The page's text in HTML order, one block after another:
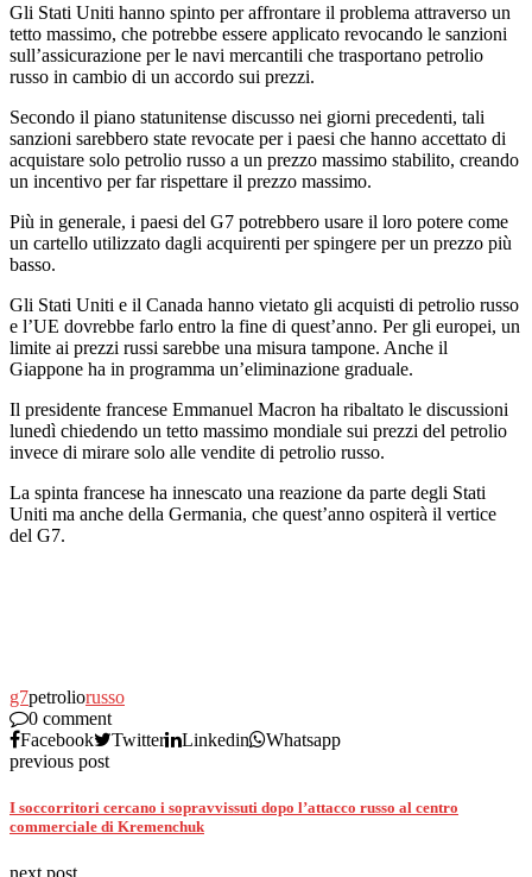
Gli Stati Uniti hanno spinto per affrontare il problema attraverso un
tetto massimo, che potrebbe essere applicato revocando le sanzioni
sull’assicurazione per le navi mercantili che trasportano petrolio
russo in cambio di un accordo sui prezzi.
Secondo il piano statunitense discusso nei giorni precedenti, tali
sanzioni sarebbero state revocate per i paesi che hanno accettato di
acquistare solo petrolio russo a un prezzo massimo stabilito, creando
un incentivo per far rispettare il prezzo massimo.
Più in generale, i paesi del G7 potrebbero usare il loro potere come
un cartello utilizzato dagli acquirenti per spingere per un prezzo più
basso.
Gli Stati Uniti e il Canada hanno vietato gli acquisti di petrolio russo
e l’UE dovrebbe farlo entro la fine di quest’anno. Per gli europei, un
limite ai prezzi russi sarebbe una misura tampone. Anche il
Giappone ha in programma un’eliminazione graduale.
Il presidente francese Emmanuel Macron ha ribaltato le discussioni
lunedì chiedendo un tetto massimo mondiale sui prezzi del petrolio
invece di mirare solo alle vendite di petrolio russo.
La spinta francese ha innescato una reazione da parte degli Stati
Uniti ma anche della Germania, che quest’anno ospiterà il vertice
del G7.
g7petroliorusso
0 comment
Facebook
Twitter Linkedin
Whatsapp
previous post
I soccorritori cercano i sopravvissuti dopo l’attacco russo al centro
commerciale di Kremenchuk